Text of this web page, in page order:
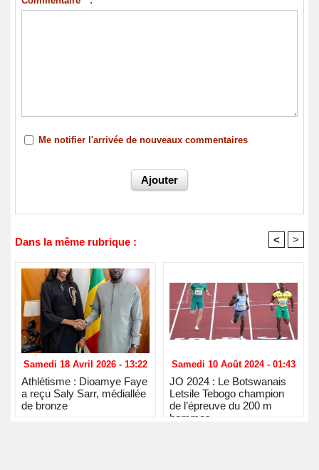
Me notifier l'arrivée de nouveaux commentaires
Dans la même rubrique : < >
Samedi 18 Avril 2026 - 13:22
Athlétisme : Dioamye Faye
a reçu Saly Sarr, médiallée
de bronze
Samedi 10 Août 2024 - 01:43
JO 2024 : Le Botswanais
Letsile Tebogo champion
de l’épreuve du 200 m
hommes